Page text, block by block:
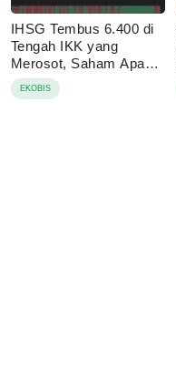
IHSG Tembus 6.400 di
Tengah IKK yang
Merosot, Saham Apa
yang Jadi Incaran
Asing?
EKOBIS